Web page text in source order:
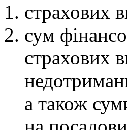
страхових
сум
страхових
а також